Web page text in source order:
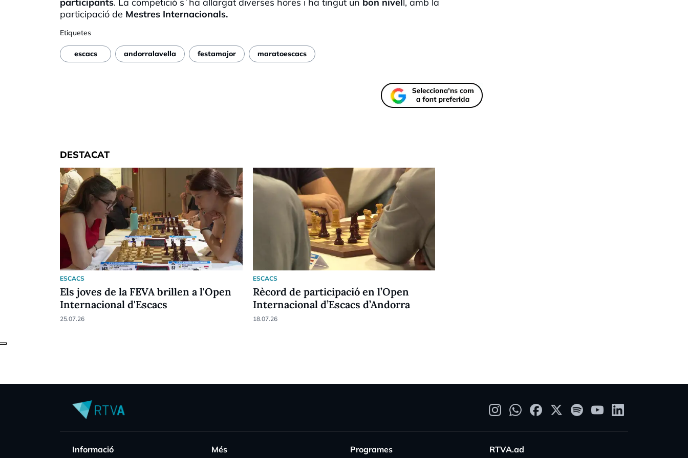
participació de Mestres Internacionals.
Etiquetes
escacs andorralavella festamajor maratoescacs
DESTACAT
ESCACS
Els joves de la FEVA brillen a l'Open
Internacional d'Escacs
25.07.26
ESCACS
Rècord de participació en l’Open
Internacional d’Escacs d’Andorra
18.07.26
Informació Més Programes RTVA.ad